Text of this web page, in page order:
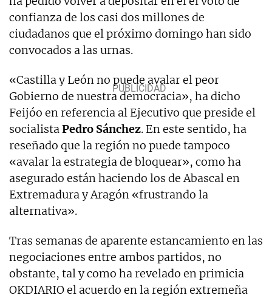
confianza de los casi dos millones de
ciudadanos que el próximo domingo han sido
convocados a las urnas.
«Castilla y León no puede avalar el peor
Gobierno de nuestra democracia», ha dicho
Feijóo en referencia al Ejecutivo que preside el
socialistaPedro Sánchez. En este sentido, ha
reseñado que la región no puede tampoco
«avalar la estrategia de bloquear», como ha
asegurado están haciendo los de Abascal en
Extremadura y Aragón «frustrando la
alternativa».
Tras semanas de aparente estancamiento en las
negociaciones entre ambos partidos, no
obstante, tal y como ha revelado en primicia
OKDIARIO el acuerdo en la región extremeña